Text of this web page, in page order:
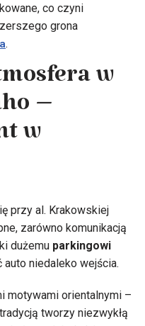
co czyni
grona
.
w
–
w
przy al. Krakowskiej
zarówno komunikacją
dużemu parkingowi
niedaleko wejścia.
motywami orientalnymi –
tworzy niezwykłą